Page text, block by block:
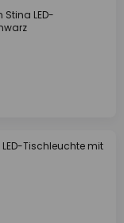
Stina LED-
LED-Tischleuchte mit